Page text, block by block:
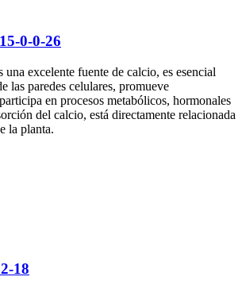
0-0-26
excelente fuente de calcio, es esencial
las paredes celulares, promueve
en procesos metabólicos, hormonales
del calcio, está directamente relacionada
la planta.
18